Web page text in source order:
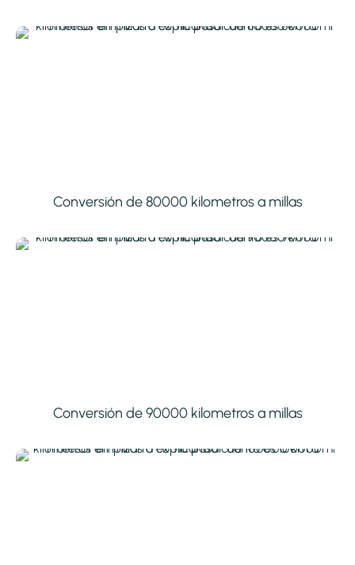
Conversión de 80000 kilometros a millas
Conversión de 90000 kilometros a millas